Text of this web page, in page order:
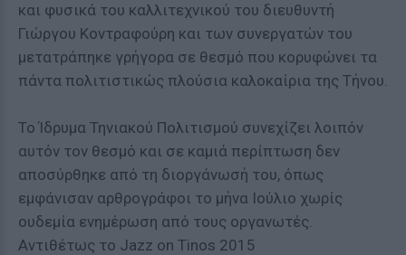
και φυσικά του καλλιτεχνικού του διευθυντή
Γιώργου Κοντραφούρη και των συνεργατών του
μετατράπηκε γρήγορα σε θεσμό που κορυφώνει τα
πάντα πολιτιστικώς πλούσια καλοκαίρια της Τήνου.
Το Ίδρυμα Τηνιακού Πολιτισμού συνεχίζει λοιπόν
αυτόν τον θεσμό και σε καμιά περίπτωση δεν
αποσύρθηκε από τη διοργάνωσή του, όπως
εμφάνισαν αρθρογράφοι το μήνα Ιούλιο χωρίς
ουδεμία ενημέρωση από τους οργανωτές.
Αντιθέτως το Jazz on Tinos 2015